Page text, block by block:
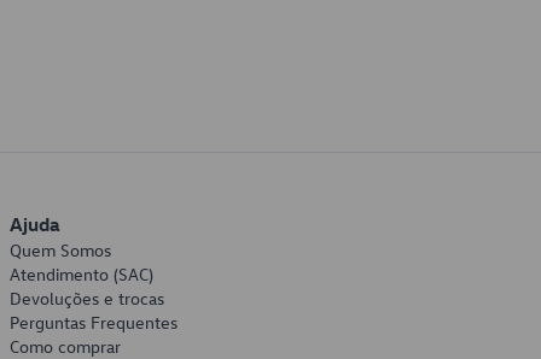
Ajuda
Quem Somos
Atendimento (SAC)
Devoluções e trocas
Perguntas Frequentes
Como comprar